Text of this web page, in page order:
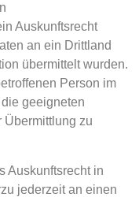
Auskunftsrecht
an ein Drittland
übermittelt wurden.
Person im
geeigneten
Übermittlung zu
Auskunftsrecht in
jederzeit an einen